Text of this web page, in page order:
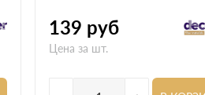
139 руб
Цена за шт.